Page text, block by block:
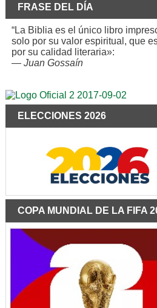
FRASE DEL DÍA
“La Biblia es el único libro
solo por su valor espiritual, que
por su calidad literaria»:
— Juan Gossaín
ELECCIONES 2026
COPA MUNDIAL DE LA FIFA